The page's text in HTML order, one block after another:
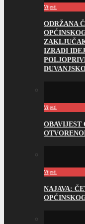
Vijesti
ODRŽANA
IZRADI
Vijesti
OBAVIJEST
Vijesti
NAJAVA: